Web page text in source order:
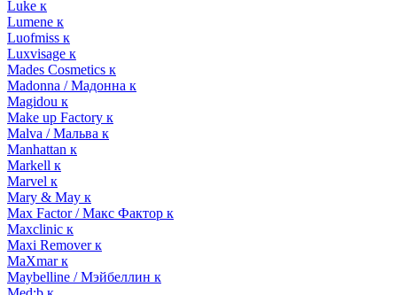
Luke к
Lumene к
Luofmiss к
Luxvisage к
Mades Cosmetics к
Madonna / Мадонна к
Magidou к
Make up Factory к
Malva / Мальва к
Manhattan к
Markell к
Marvel к
Mary & May к
Max Factor / Макс Фактор к
Maxclinic к
Maxi Remover к
MaXmar к
Maybelline / Мэйбеллин к